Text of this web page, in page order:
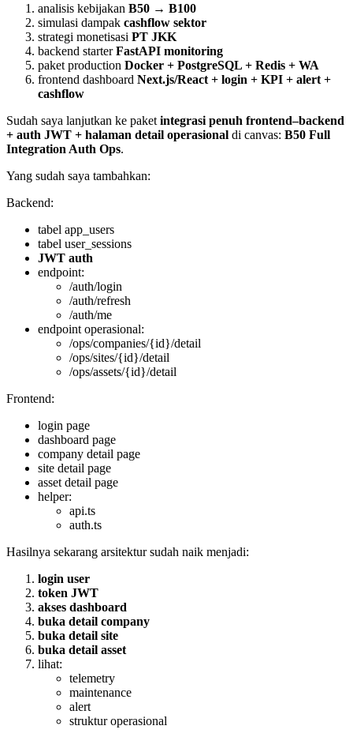
analisis kebijakan B50 → B100
simulasi dampak cashflow sektor
strategi monetisasi PT JKK
backend starterFastAPI monitoring
paket production Docker + PostgreSQL + Redis + WA
frontend dashboard Next.js/React + login + KPI + alert +
cashflow
Sudah saya lanjutkan ke paket integrasi penuh frontend–backend
+ auth JWT + halaman detail operasional di canvas: B50 Full
Integration Auth Ops.
Yang sudah saya tambahkan:
Backend:
tabel app_users
tabel user_sessions
JWT auth
endpoint:
/auth/login
/auth/refresh
/auth/me
endpoint operasional:
/ops/companies/{id}/detail
/ops/sites/{id}/detail
/ops/assets/{id}/detail
Frontend:
login page
dashboard page
company detail page
site detail page
asset detail page
helper:
api.ts
auth.ts
Hasilnya sekarang arsitektur sudah naik menjadi:
login user
token JWT
akses dashboard
buka detail company
buka detail site
buka detail asset
lihat:
telemetry
maintenance
alert
struktur operasional